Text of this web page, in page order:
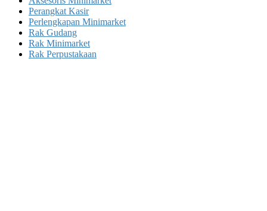
Perangkat Kasir
Perlengkapan Minimarket
Rak Gudang
Rak Minimarket
Rak Perpustakaan